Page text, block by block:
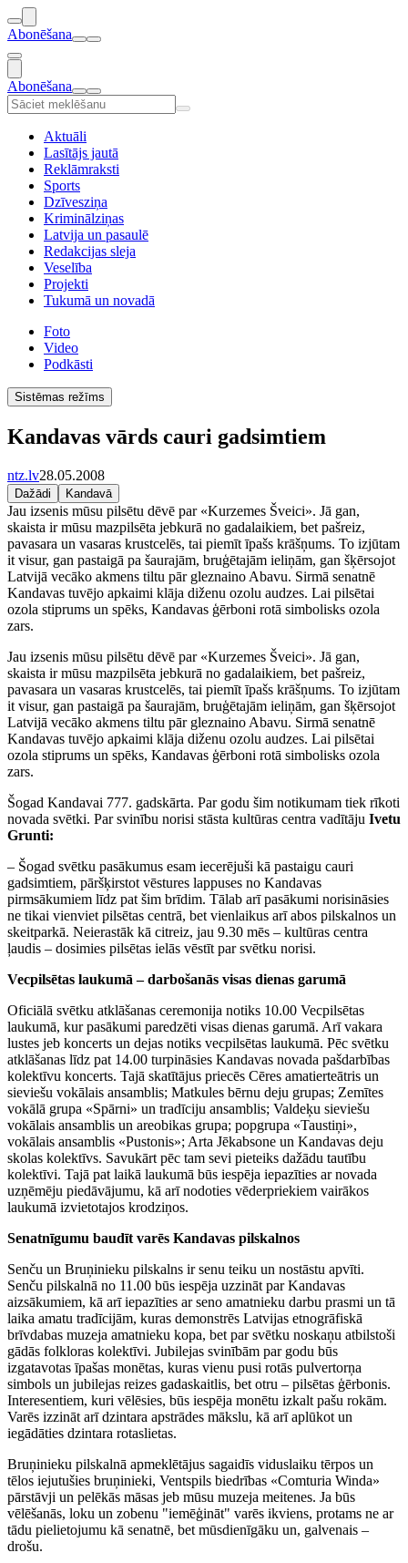
Abonēšana
Abonēšana
Aktuāli
Lasītājs jautā
Reklāmraksti
Sports
Dzīvesziņa
Kriminālziņas
Latvija un pasaulē
Redakcijas sleja
Veselība
Projekti
Tukumā un novadā
Foto
Video
Podkāsti
Sistēmas režīms
Kandavas vārds cauri gadsimtiem
ntz.lv28.05.2008
Dažādi Kandavā
Jau izsenis mūsu pilsētu dēvē par «Kurzemes Šveici». Jā gan,
skaista ir mūsu mazpilsēta jebkurā no gadalaikiem, bet pašreiz,
pavasara un vasaras krustcelēs, tai piemīt īpašs krāšņums. To izjūtam
it visur, gan pastaigā pa šaurajām, bruģētajām ieliņām, gan šķērsojot
Latvijā vecāko akmens tiltu pār gleznaino Abavu. Sirmā senatnē
Kandavas tuvējo apkaimi klāja diženu ozolu audzes. Lai pilsētai
ozola stiprums un spēks, Kandavas ģērboni rotā simbolisks ozola
zars.
Jau izsenis mūsu pilsētu dēvē par «Kurzemes Šveici». Jā gan,
skaista ir mūsu mazpilsēta jebkurā no gadalaikiem, bet pašreiz,
pavasara un vasaras krustcelēs, tai piemīt īpašs krāšņums. To izjūtam
it visur, gan pastaigā pa šaurajām, bruģētajām ieliņām, gan šķērsojot
Latvijā vecāko akmens tiltu pār gleznaino Abavu. Sirmā senatnē
Kandavas tuvējo apkaimi klāja diženu ozolu audzes. Lai pilsētai
ozola stiprums un spēks, Kandavas ģērboni rotā simbolisks ozola
zars.
Šogad Kandavai 777. gadskārta. Par godu šim notikumam tiek rīkoti
novada svētki. Par svinību norisi stāsta kultūras centra vadītāju Ivetu
Grunti:
– Šogad svētku pasākumus esam iecerējuši kā pastaigu cauri
gadsimtiem, pāršķirstot vēstures lappuses no Kandavas
pirmsākumiem līdz pat šim brīdim. Tālab arī pasākumi norisināsies
ne tikai vienviet pilsētas centrā, bet vienlaikus arī abos pilskalnos un
skeitparkā. Neierastāk kā citreiz, jau 9.30 mēs – kultūras centra
ļaudis – dosimies pilsētas ielās vēstīt par svētku norisi.
Vecpilsētas laukumā – darbošanās visas dienas garumā
Oficiālā svētku atklāšanas ceremonija notiks 10.00 Vecpilsētas
laukumā, kur pasākumi paredzēti visas dienas garumā. Arī vakara
lustes jeb koncerts un dejas notiks vecpilsētas laukumā. Pēc svētku
atklāšanas līdz pat 14.00 turpināsies Kandavas novada pašdarbības
kolektīvu koncerts. Tajā skatītājus priecēs Cēres amatierteātris un
sieviešu vokālais ansamblis; Matkules bērnu deju grupas; Zemītes
vokālā grupa «Spārni» un tradīciju ansamblis; Valdeķu sieviešu
vokālais ansamblis un areobikas grupa; popgrupa «Taustiņi»,
vokālais ansamblis «Pustonis»; Arta Jēkabsone un Kandavas deju
skolas kolektīvs. Savukārt pēc tam sevi pieteiks dažādu tautību
kolektīvi. Tajā pat laikā laukumā būs iespēja iepazīties ar novada
uzņēmēju piedāvājumu, kā arī nodoties vēderpriekiem vairākos
laukumā izvietotajos krodziņos.
Senatnīgumu baudīt varēs Kandavas pilskalnos
Senču un Bruņinieku pilskalns ir senu teiku un nostāstu apvīti.
Senču pilskalnā no 11.00 būs iespēja uzzināt par Kandavas
aizsākumiem, kā arī iepazīties ar seno amatnieku darbu prasmi un tā
laika amatu tradīcijām, kuras demonstrēs Latvijas etnogrāfiskā
brīvdabas muzeja amatnieku kopa, bet par svētku noskaņu atbilstoši
gādās folkloras kolektīvi. Jubilejas svinībām par godu būs
izgatavotas īpašas monētas, kuras vienu pusi rotās pulvertorņa
simbols un jubilejas reizes gadaskaitlis, bet otru – pilsētas ģērbonis.
Interesentiem, kuri vēlēsies, būs iespēja monētu izkalt pašu rokām.
Varēs izzināt arī dzintara apstrādes mākslu, kā arī aplūkot un
iegādāties dzintara rotaslietas.
Bruņinieku pilskalnā apmeklētājus sagaidīs viduslaiku tērpos un
tēlos iejutušies bruņinieki, Ventspils biedrības «Comturia Winda»
pārstāvji un pelēkās māsas jeb mūsu muzeja meitenes. Ja būs
vēlēšanās, loku un zobenu "iemēģināt" varēs ikviens, protams ne ar
tādu pielietojumu kā senatnē, bet mūsdienīgāku un, galvenais –
drošu.